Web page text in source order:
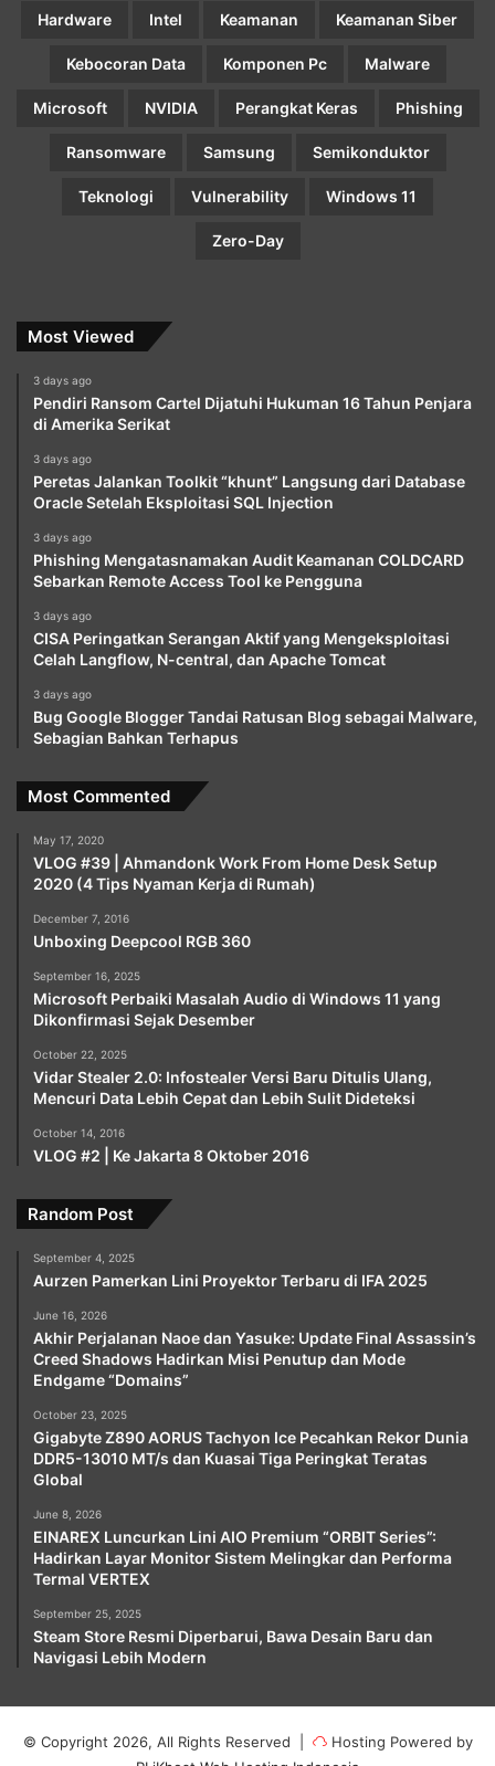
Hardware Intel Keamanan Keamanan Siber
Kebocoran Data Komponen Pc Malware
Microsoft NVIDIA Perangkat Keras Phishing
Ransomware Samsung Semikonduktor
Teknologi Vulnerability Windows 11
Zero-Day
Most Viewed
3 days ago
Pendiri Ransom Cartel Dijatuhi Hukuman 16 Tahun Penjara
di Amerika Serikat
3 days ago
Peretas Jalankan Toolkit “khunt” Langsung dari Database
Oracle Setelah Eksploitasi SQL Injection
3 days ago
Phishing Mengatasnamakan Audit Keamanan COLDCARD
Sebarkan Remote Access Tool ke Pengguna
3 days ago
CISA Peringatkan Serangan Aktif yang Mengeksploitasi
Celah Langflow, N-central, dan Apache Tomcat
3 days ago
Bug Google Blogger Tandai Ratusan Blog sebagai Malware,
Sebagian Bahkan Terhapus
Most Commented
May 17, 2020
VLOG #39 | Ahmandonk Work From Home Desk Setup
2020 (4 Tips Nyaman Kerja di Rumah)
December 7, 2016
Unboxing Deepcool RGB 360
September 16, 2025
Microsoft Perbaiki Masalah Audio di Windows 11 yang
Dikonfirmasi Sejak Desember
October 22, 2025
Vidar Stealer 2.0: Infostealer Versi Baru Ditulis Ulang,
Mencuri Data Lebih Cepat dan Lebih Sulit Dideteksi
October 14, 2016
VLOG #2 | Ke Jakarta 8 Oktober 2016
Random Post
September 4, 2025
Aurzen Pamerkan Lini Proyektor Terbaru di IFA 2025
June 16, 2026
Akhir Perjalanan Naoe dan Yasuke: Update Final Assassin’s
Creed Shadows Hadirkan Misi Penutup dan Mode
Endgame “Domains”
October 23, 2025
Gigabyte Z890 AORUS Tachyon Ice Pecahkan Rekor Dunia
DDR5-13010 MT/s dan Kuasai Tiga Peringkat Teratas
Global
June 8, 2026
EINAREX Luncurkan Lini AIO Premium “ORBIT Series”:
Hadirkan Layar Monitor Sistem Melingkar dan Performa
Termal VERTEX
September 25, 2025
Steam Store Resmi Diperbarui, Bawa Desain Baru dan
Navigasi Lebih Modern
© Copyright 2026, All Rights Reserved |
Hosting Powered by